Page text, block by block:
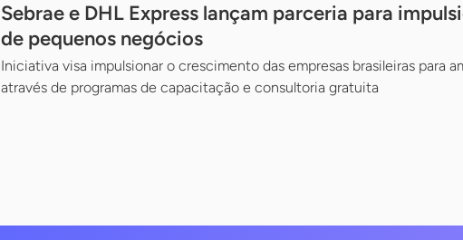
Sebrae e DHL Express lançam parceria para
de pequenos negócios
Iniciativa visa impulsionar o crescimento das empresas brasileiras para
através de programas de capacitação e consultoria gratuita